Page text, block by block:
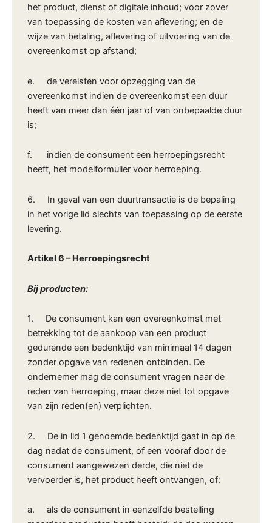
het product, dienst of digitale inhoud; voor zover
van toepassing de kosten van aflevering; en de
wijze van betaling, aflevering of uitvoering van de
overeenkomst op afstand;
e. de vereisten voor opzegging van de
overeenkomst indien de overeenkomst een duur
heeft van meer dan één jaar of van onbepaalde duur
is;
f. indien de consument een herroepingsrecht
heeft, het modelformulier voor herroeping.
6. In geval van een duurtransactie is de bepaling
in het vorige lid slechts van toepassing op de eerste
levering.
Artikel 6 – Herroepingsrecht
Bij producten:
1. De consument kan een overeenkomst met
betrekking tot de aankoop van een product
gedurende een bedenktijd van minimaal 14 dagen
zonder opgave van redenen ontbinden. De
ondernemer mag de consument vragen naar de
reden van herroeping, maar deze niet tot opgave
van zijn reden(en) verplichten.
2. De in lid 1 genoemde bedenktijd gaat in op de
dag nadat de consument, of een vooraf door de
consument aangewezen derde, die niet de
vervoerder is, het product heeft ontvangen, of:
a. als de consument in eenzelfde bestelling